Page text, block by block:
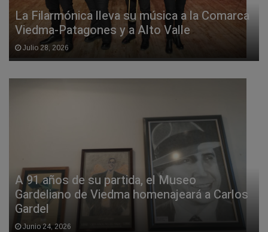
La Filarmónica lleva su música a la Comarca
Viedma-Patagones y a Alto Valle
Julio 28, 2026
A 91 años de su partida, el Museo
Gardeliano de Viedma homenajeará a Carlos
Gardel
Junio 24, 2026